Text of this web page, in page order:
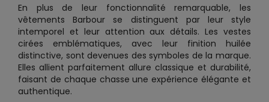
En plus de leur fonctionnalité remarquable, les
vêtements Barbour se distinguent par leur style
intemporel et leur attention aux détails. Les vestes
cirées emblématiques, avec leur finition huilée
distinctive, sont devenues des symboles de la marque.
Elles allient parfaitement allure classique et durabilité,
faisant de chaque chasse une expérience élégante et
authentique.